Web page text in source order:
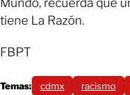
Mundo, recuerda que
tiene La Razón.
FBPT
Temas: cdmx racismo